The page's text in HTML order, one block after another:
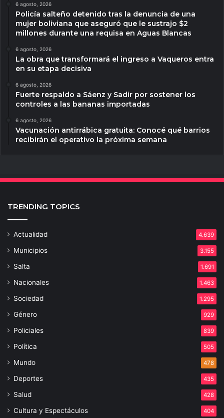
6 agosto, 2026
Policía salteño detenido tras la denuncia de una
mujer boliviana que aseguró que le sustrajo $2
millones durante una requisa en Aguas Blancas
6 agosto, 2026
La obra que transformará el ingreso a Vaqueros entra
en su etapa decisiva
6 agosto, 2026
Fuerte respaldo a Sáenz y Sadir por sostener los
controles a las bananas importadas
6 agosto, 2026
Vacunación antirrábica gratuita: Conocé qué barrios
recibirán el operativo la próxima semana
TRENDING TOPICS
Actualidad 4.639
Municipios 3.155
Salta 1.691
Nacionales 1.463
Sociedad 1.295
Género 929
Policiales 839
Política 505
Mundo 478
Deportes 435
Salud 428
Cultura y Espectáculos 404